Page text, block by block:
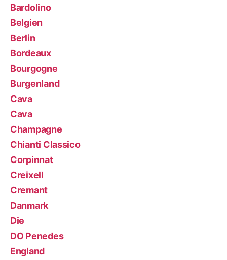
Bardolino
Belgien
Berlin
Bordeaux
Bourgogne
Burgenland
Cava
Cava
Champagne
Chianti Classico
Corpinnat
Creixell
Cremant
Danmark
Die
DO Penedes
England